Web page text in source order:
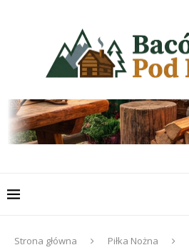
Strona główna Piłka Nożna